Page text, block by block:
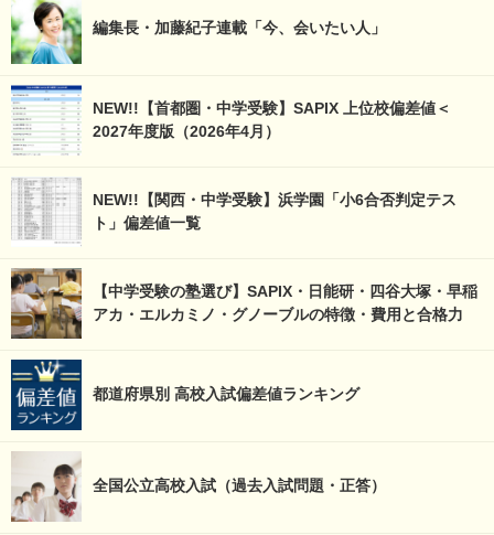
編集長・加藤紀子連載「今、会いたい人」
NEW!!【首都圏・中学受験】SAPIX 上位校偏差値＜
2027年度版（2026年4月）
NEW!!【関西・中学受験】浜学園「小6合否判定テス
ト」偏差値一覧
【中学受験の塾選び】SAPIX・日能研・四谷大塚・早稲
アカ・エルカミノ・グノーブルの特徴・費用と合格力
都道府県別 高校入試偏差値ランキング
全国公立高校入試（過去入試問題・正答）